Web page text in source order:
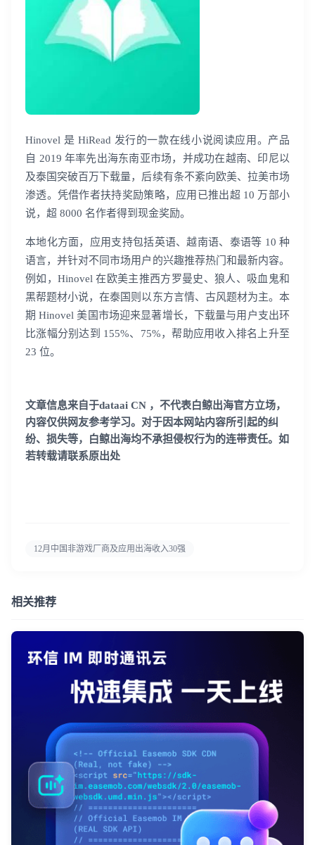
Hinovel 是 HiRead 发行的一款在线小说阅读应用。产品
自 2019 年率先出海东南亚市场，并成功在越南、印尼以
及泰国突破百万下载量，后续有条不紊向欧美、拉美市场
渗透。凭借作者扶持奖励策略，应用已推出超 10 万部小
说，超 8000 名作者得到现金奖励。
本地化方面，应用支持包括英语、越南语、泰语等 10 种
语言，并针对不同市场用户的兴趣推荐热门和最新内容。
例如，Hinovel 在欧美主推西方罗曼史、狼人、吸血鬼和
黑帮题材小说，在泰国则以东方言情、古风题材为主。本
期 Hinovel 美国市场迎来显著增长，下载量与用户支出环
比涨幅分别达到 155%、75%，帮助应用收入排名上升至
23 位。
文章信息来自于dataai CN ，不代表白鲸出海官方立场，
内容仅供网友参考学习。对于因本网站内容所引起的纠
纷、损失等，白鲸出海均不承担侵权行为的连带责任。如
若转载请联系原出处
12月中国非游戏厂商及应用出海收入30强
相关推荐
我已阅读并同意通讯云服务条款和通讯云隐私政策